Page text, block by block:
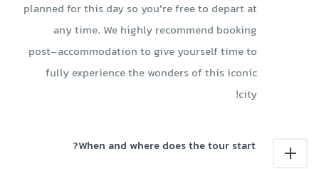
planned for this day so you're free to depart at
any time. We highly recommend booking
post-accommodation to give yourself time to
fully experience the wonders of this iconic
city!
When and where does the tour start?